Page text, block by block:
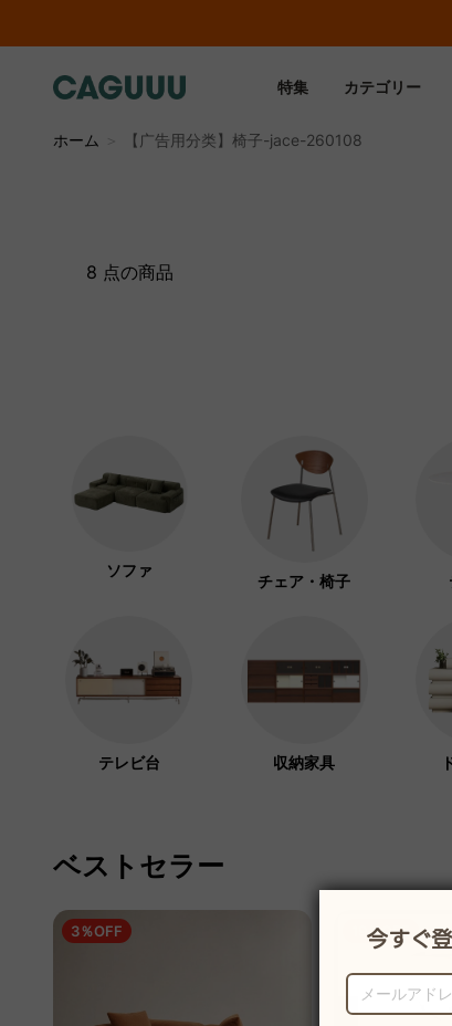
特集 カテゴリー
ホーム
【广告用分类】椅子-jace-260108
8 点の商品
ソファ
チェア・椅子
テレビ台 収納家具
ベストセラー
3％OFF 19％OFF